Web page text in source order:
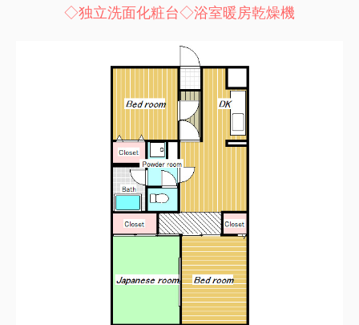
◇独立洗面化粧台◇浴室暖房乾燥機